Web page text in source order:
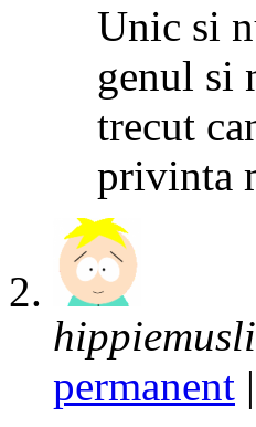
Unic si
genul si
trecut
privinta
permanent |